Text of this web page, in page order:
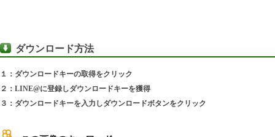
ダウンロード方法
１：ダウンロードキーの取得をクリック
２：LINE@に登録しダウンロードキーを獲得
３：ダウンロードキーを入力しダウンロードボタンをクリック